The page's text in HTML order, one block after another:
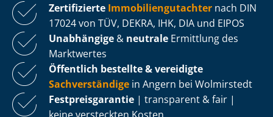
Zertifizierte Im­mo­bi­li­en­gut­ach­ter nach DIN
17024 von TÜV, DEKRA, IHK, DIA und EIPOS
Unabhängige & neutrale Ermittlung des
Marktwertes
Öffentlich bestellte & vereidigte
Sachverständige in Angern bei Wolmirstedt
Fest­preis­ga­ran­tie | transparent & fair |